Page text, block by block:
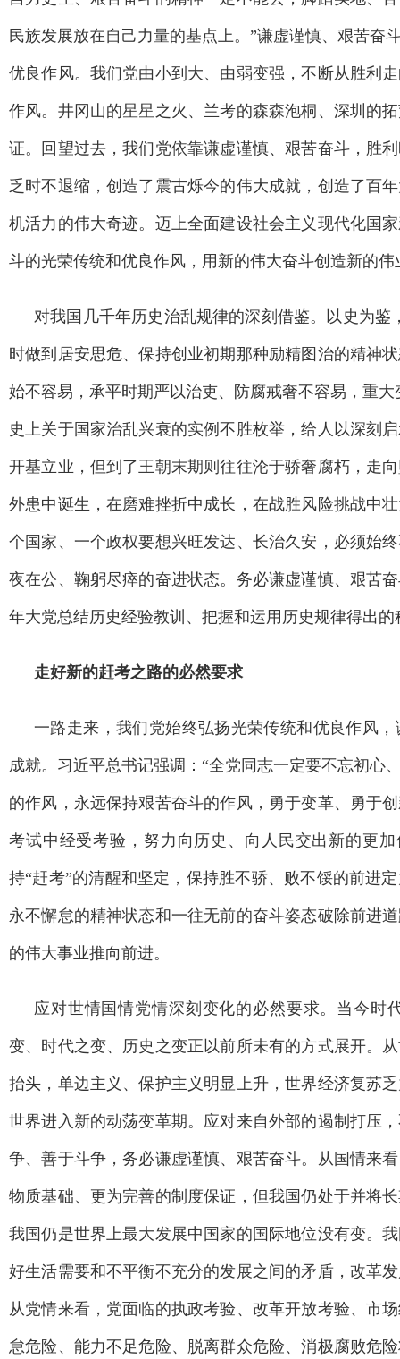
民族发展放在自己力量的基点上。”谦虚谨慎、艰苦奋
优良作风。我们党由小到大、由弱变强，不断从胜利
作风。井冈山的星星之火、兰考的森森泡桐、深圳的
证。回望过去，我们党依靠谦虚谨慎、艰苦奋斗，胜
乏时不退缩，创造了震古烁今的伟大成就，创造了百
机活力的伟大奇迹。迈上全面建设社会主义现代化国
斗的光荣传统和优良作风，用新的伟大奋斗创造新的伟
对我国几千年历史治乱规律的深刻借鉴。以史为
时做到居安思危、保持创业初期那种励精图治的精神
始不容易，承平时期严以治吏、防腐戒奢不容易，重
史上关于国家治乱兴衰的实例不胜枚举，给人以深刻
开基立业，但到了王朝末期则往往沦于骄奢腐朽，走
外患中诞生，在磨难挫折中成长，在战胜风险挑战中
个国家、一个政权要想兴旺发达、长治久安，必须始
夜在公、鞠躬尽瘁的奋进状态。务必谦虚谨慎、艰苦
年大党总结历史经验教训、把握和运用历史规律得出的
走好新的赶考之路的必然要求
一路走来，我们党始终弘扬光荣传统和优良作风
成就。习近平总书记强调：“全党同志一定要不忘初心
的作风，永远保持艰苦奋斗的作风，勇于变革、勇于
考试中经受考验，努力向历史、向人民交出新的更
持“赶考”的清醒和坚定，保持胜不骄、败不馁的前进
永不懈怠的精神状态和一往无前的奋斗姿态破除前进
的伟大事业推向前进。
应对世情国情党情深刻变化的必然要求。当今时
变、时代之变、历史之变正以前所未有的方式展开。
抬头，单边主义、保护主义明显上升，世界经济复苏
世界进入新的动荡变革期。应对来自外部的遏制打压
争、善于斗争，务必谦虚谨慎、艰苦奋斗。从国情来
物质基础、更为完善的制度保证，但我国仍处于并将
我国仍是世界上最大发展中国家的国际地位没有变。
好生活需要和不平衡不充分的发展之间的矛盾，改革
从党情来看，党面临的执政考验、改革开放考验、市
怠危险、能力不足危险、脱离群众危险、消极腐败危